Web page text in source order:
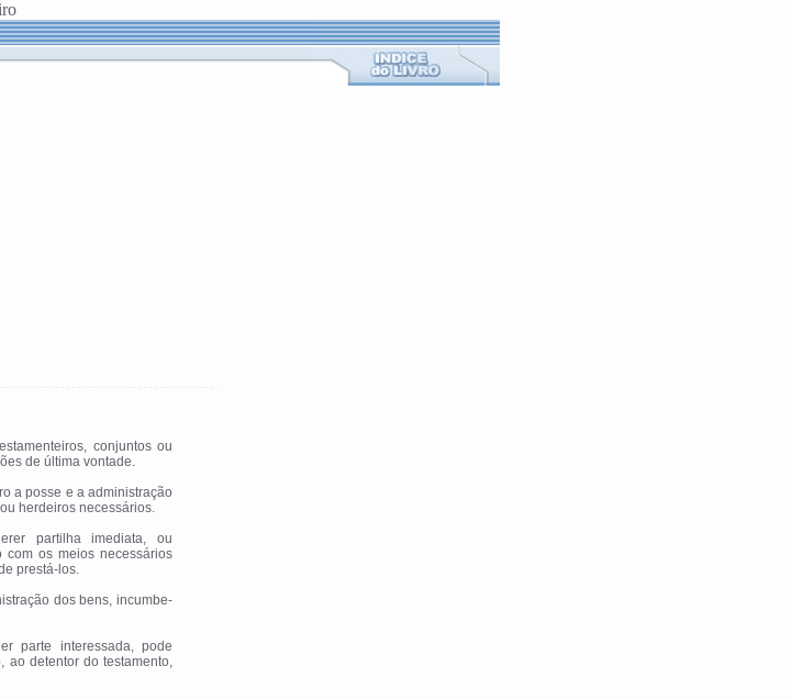
conjuntos ou
de última vontade.
a posse e a administração
herdeiros necessários.
partilha imediata, ou
com os meios necessários
prestá-los.
dos bens, incumbe-
parte interessada, pode
ao detentor do testamento,